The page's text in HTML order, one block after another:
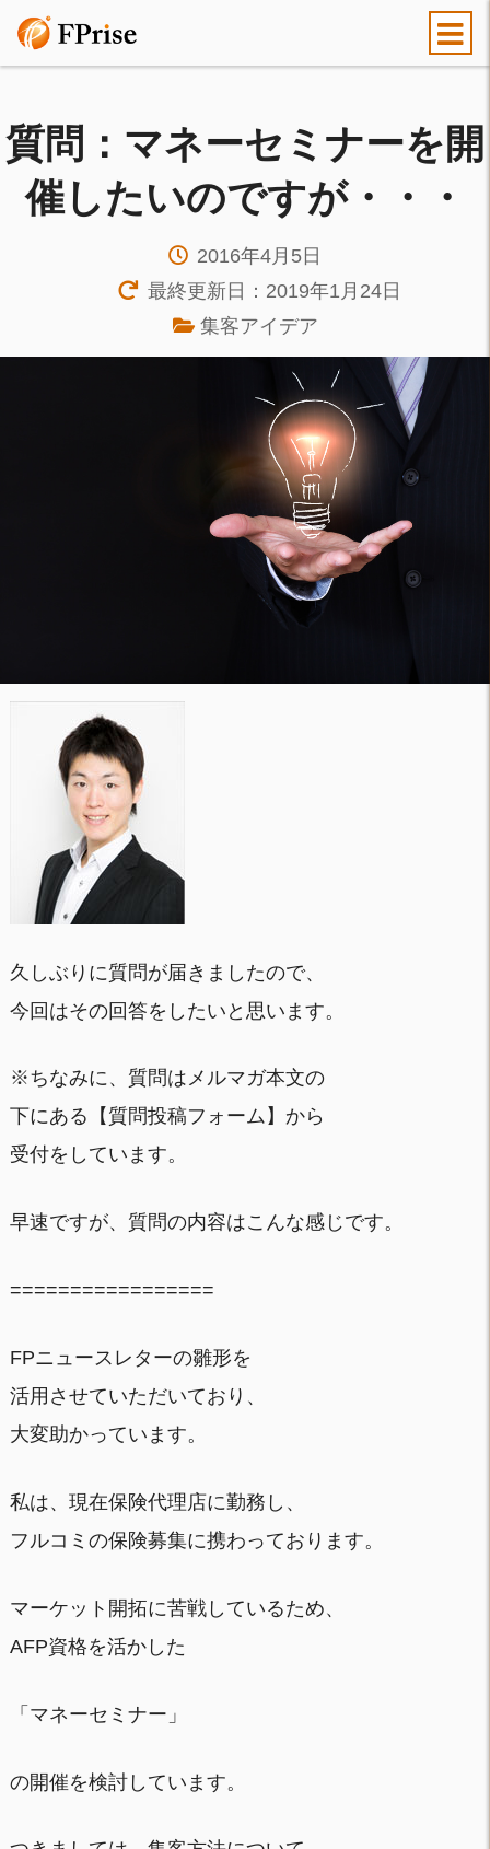
質問：マネーセミナーを開
催したいのですが・・・
2016年4月5日
最終更新日：2019年1月24日
集客アイデア
久しぶりに質問が届きましたので、
今回はその回答をしたいと思います。
※ちなみに、質問はメルマガ本文の
下にある【質問投稿フォーム】から
受付をしています。
早速ですが、質問の内容はこんな感じです。
=================
FPニュースレターの雛形を
活用させていただいており、
大変助かっています。
私は、現在保険代理店に勤務し、
フルコミの保険募集に携わっております。
マーケット開拓に苦戦しているため、
AFP資格を活かした
「マネーセミナー」
の開催を検討しています。